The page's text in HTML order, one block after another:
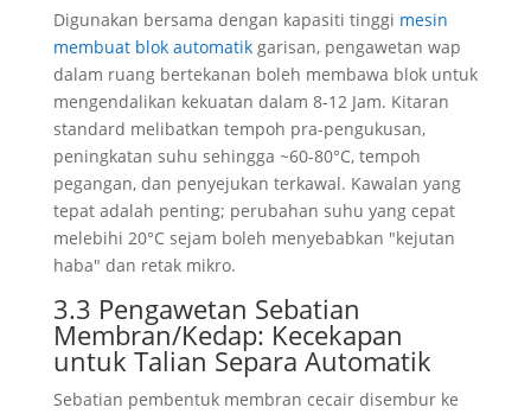
Digunakan bersama dengan kapasiti tinggi mesin
membuat blok automatik garisan, pengawetan wap
dalam ruang bertekanan boleh membawa blok untuk
mengendalikan kekuatan dalam 8-12 Jam. Kitaran
standard melibatkan tempoh pra-pengukusan,
peningkatan suhu sehingga ~60-80°C, tempoh
pegangan, dan penyejukan terkawal. Kawalan yang
tepat adalah penting; perubahan suhu yang cepat
melebihi 20°C sejam boleh menyebabkan "kejutan
haba" dan retak mikro.
3.3 Pengawetan Sebatian
Membran/Kedap: Kecekapan
untuk Talian Separa Automatik
Sebatian pembentuk membran cecair disembur ke